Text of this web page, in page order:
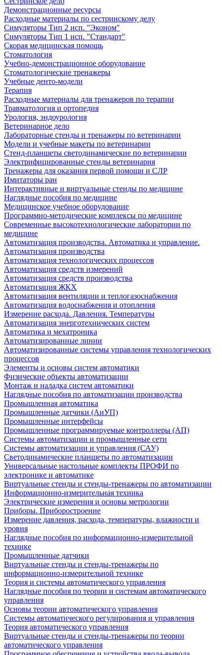
Демонстрационные ресурсы
Расходные материалы по сестринскому делу
Симуляторы Тип 2 исп. "Эконом"
Симуляторы Тип 1 исп. "Стандарт"
Скорая медицинская помощь
Стоматология
Учебно-демонстрационное оборудование
Стоматологические тренажеры
Учебные денто-модели
Терапия
Расходные материалы для тренажеров по терапии
Травматология и ортопедия
Урология, эндоурология
Ветеринарное дело
Лабораторные стенды и тренажеры по ветеринарии
Модели и учебные макеты по ветеринарии
Стенд-планшеты светодинамические по ветеринарии
Электрифицированные стенды ветеринария
Тренажеры для оказания первой помощи и СЛР
Имитаторы ран
Интерактивные и виртуальные стенды по медицине
Наглядные пособия по медицине
Медицинское учебное оборудование
Программно-методические комплексы по медицине
Современные высокотехнологические лаборатории по
медицине
Автоматизация производства. Автоматика и управление.
Автоматизация производства
Автоматизация технологических процессов
Автоматизация средств измерений
Автоматизация средств производства
Автоматизация ЖКХ
Автоматизация вентиляции и теплогазоснабжения
Автоматизация водоснабжения и отопления
Измерение расхода. Давления. Температуры
Автоматизация энерготехнических систем
Автоматика и мехатроника
Автоматизированные линии
Автоматизированные системы управления технологических
процессов
Элементы и основы систем автоматики
Физические объекты автоматизации
Монтаж и наладка систем автоматики
Наглядные пособия по автоматизации производства
Промышленная автоматика
Промышленные датчики (АиУП)
Промышленные интерфейсы
Промышленные программируемые контроллеры (АП)
Системы автоматизации и промышленные сети
Системы автоматизации и управления (САУ)
Светодинамические планшеты по автоматизации
Универсальные настольные комплекты ПРОФИ по
электронике и автоматике
Виртуальные стенды и стенды-тренажеры по автоматизации
Информационно-измерительная техника
Электрические измерения и основы метрологии
Приборы. Приборостроение
Измерение давления, расхода, температуры, влажности и
уровня
Наглядные пособия по информационно-измерительной
технике
Промышленные датчики
Виртуальные стенды и стенды-тренажеры по
информационно-измерительной технике
Теория и системы автоматического управления
Наглядные пособия по теории и системам автоматического
управления
Основы теории автоматического управления
Системы автоматического регулирования и управления
Теория автоматического управления
Виртуальные стенды и стенды-тренажеры по теории
автоматического управления